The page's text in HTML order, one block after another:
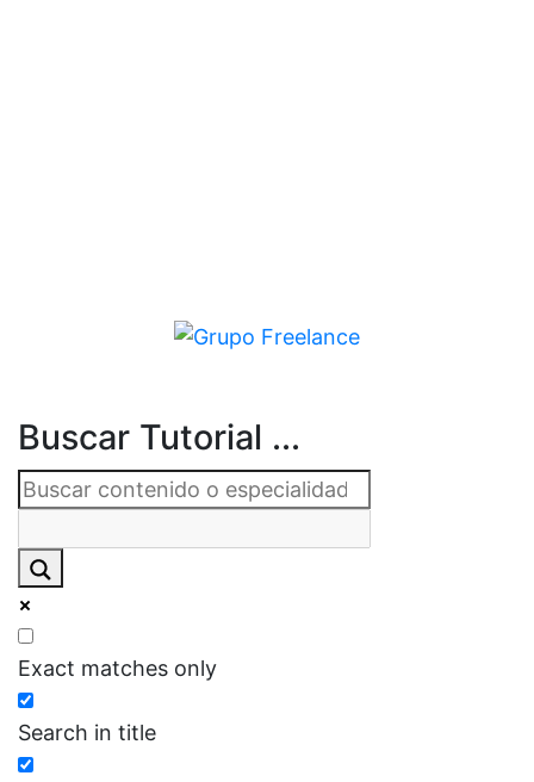
Buscar Tutorial ...
Exact matches only
Search in title